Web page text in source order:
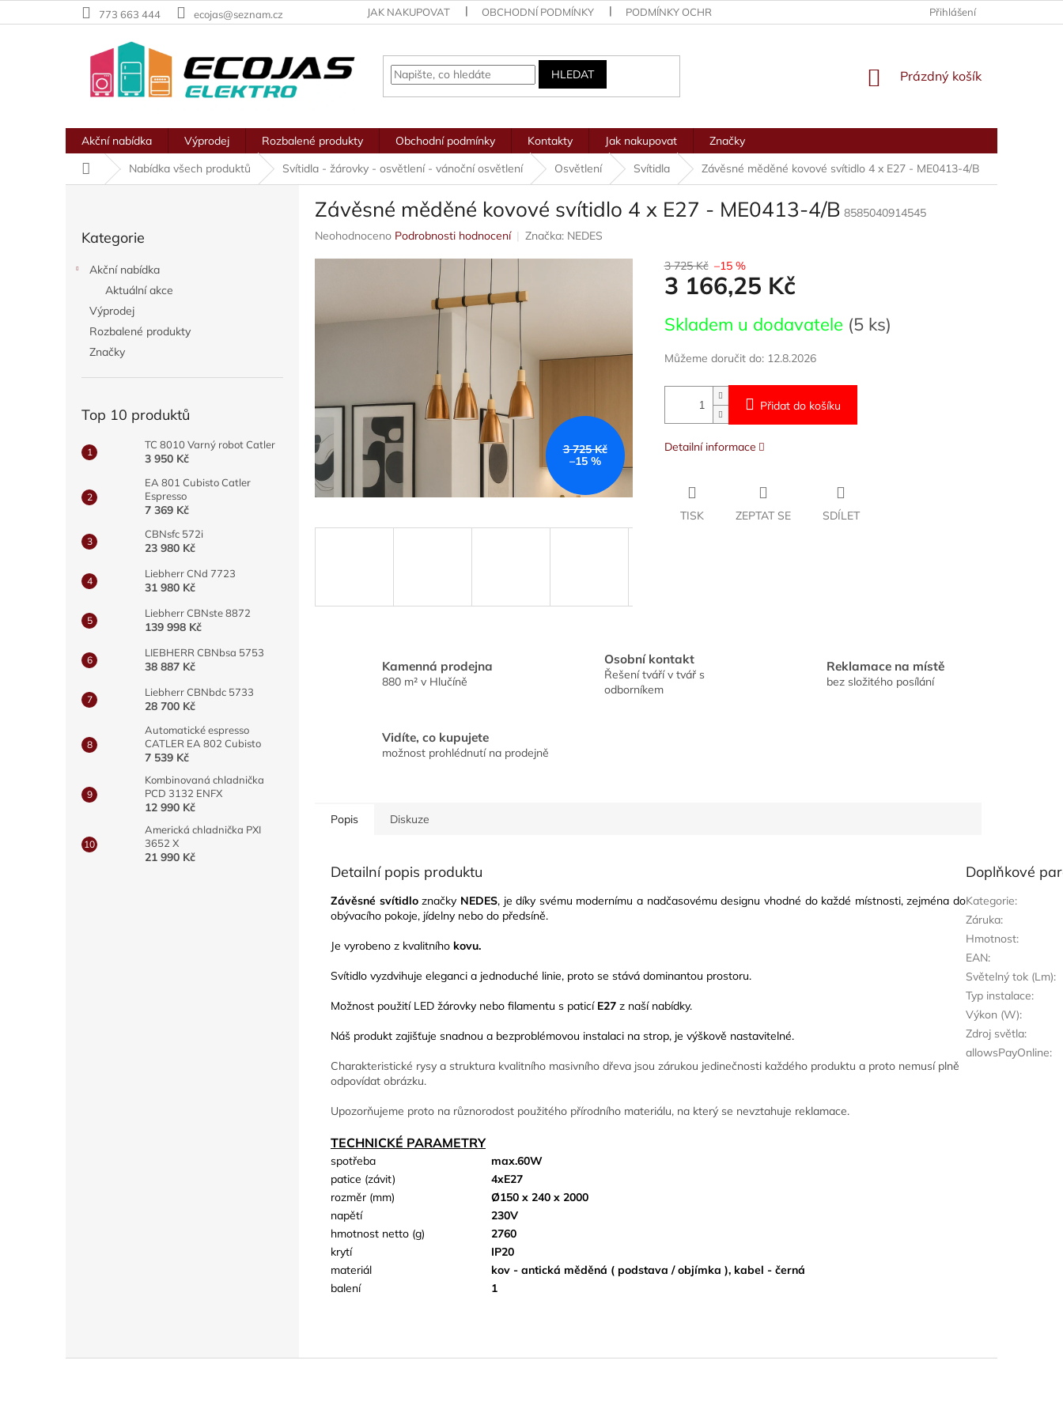
na
773 663 444 ecojas@seznam.cz JAK NAKUPOVAT OBCHODNÍ PODMÍNKY PODMÍNKY OCHRANY OSOBNÍCH ÚDAJŮ Přihlášení
HLEDAT
NÁKUPNÍ
Prázdný košík
Akční nabídka Výprodej Rozbalené produkty Obchodní podmínky Kontakty Jak nakupovat
Značky
Domů
Nabídka všech produktů Svítidla - žárovky - osvětlení - vánoční osvětlení Osvětlení Svítidla Závěsné měděné kovové svítidlo 4 x E27 - ME0413-4/B
kategorie
Kategorie
Akční nabídka
Aktuální akce
Výprodej
Rozbalené produkty
Značky
Top 10 produktů
TC 8010 Varný robot Catler
3 950 Kč
EA 801 Cubisto Catler
Espresso
7 369 Kč
CBNsfc 572i
23 980 Kč
Liebherr CNd 7723
31 980 Kč
Liebherr CBNste 8872
139 998 Kč
LIEBHERR CBNbsa 5753
38 887 Kč
Liebherr CBNbdc 5733
28 700 Kč
Automatické espresso
CATLER EA 802 Cubisto
7 539 Kč
Kombinovaná chladnička
PCD 3132 ENFX
12 990 Kč
Americká chladnička PXI
3652 X
21 990 Kč
Závěsné měděné kovové svítidlo 4 x E27 - ME0413-4/B 8585040914545
Průměrné
5
Neohodnoceno Podrobnosti hodnocení Značka: NEDES
3 725 Kč
–15 %
3 725 Kč –15 %
3 166,25 Kč
cena:
Skladem u dodavatele (5 ks)
Můžeme doručit do: 12.8.2026
Přidat do košíku
Detailní informace
TISK ZEPTAT SE SDÍLET
Kamenná prodejna
880 m² v Hlučíně
Osobní kontakt
Řešení tváří v tvář s
odborníkem
Reklamace na místě
bez složitého posílání
Vidíte, co kupujete
možnost prohlédnutí na prodejně
Popis Diskuze
Detailní popis produktu
Závěsné svítidloznačky NEDES, je díky svému modernímu a nadčasovému designu vhodné do každé místnosti, zejména do
obývacího pokoje, jídelny nebo do předsíně.
Je vyrobeno z kvalitního kovu.
Svítidlo vyzdvihuje eleganci a jednoduché linie, proto se stává dominantou prostoru.
Možnost použití LED žárovky nebo filamentu s paticí E27 z naší nabídky.
Náš produkt zajišťuje snadnou a bezproblémovou instalaci na strop, je výškově nastavitelné.
Charakteristické rysy a struktura kvalitního masivního dřeva jsou zárukou jedinečnosti každého produktu a proto nemusí plně
odpovídat obrázku.
Upozorňujeme proto na různorodost použitého přírodního materiálu, na který se nevztahuje reklamace.
TECHNICKÉ PARAMETRY
spotřeba
max.60W
patice (závit)
4xE27
rozměr (mm)
Ø150 x 240 x 2000
napětí
230V
hmotnost netto (g)
2760
krytí
IP20
materiál
kov - antická měděná ( podstava / objímka ), kabel - černá
balení
1
Doplňkové
Kategorie:
Záruka:
Hmotnost:
EAN:
Světelný tok (Lm):
Typ instalace:
Výkon (W):
Zdroj světla:
allowsPayOnline: